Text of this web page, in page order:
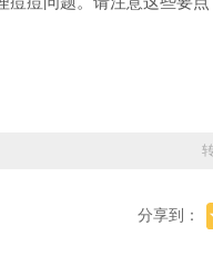
分享到：